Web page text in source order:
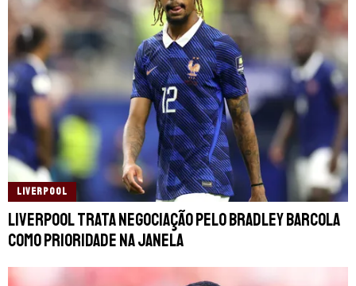
LIVERPOOL
Liverpool trata negociação pelo Bradley Barcola
como prioridade na janela